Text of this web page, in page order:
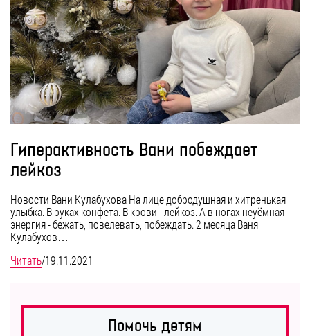
Гиперактивность Вани побеждает
лейкоз
Новости Вани Кулабухова На лице добродушная и хитренькая
улыбка. В руках конфета. В крови - лейкоз. А в ногах неуёмная
энергия - бежать, повелевать, побеждать. 2 месяца Ваня
Кулабухов…
Читать/19.11.2021
Помочь детям